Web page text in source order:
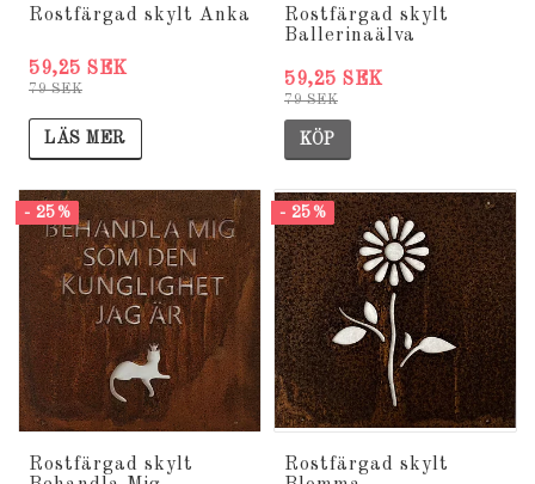
Rostfärgad skylt Anka
79 SEK
59,25 SEK
LÄS MER
Rostfärgad skylt
Ballerinaälva
79 SEK
59,25 SEK
KÖP
- 25%
Rostfärgad skylt
- 25%
Rostfärgad skylt